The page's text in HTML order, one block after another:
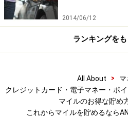
2018年度 特典航空券比較
ルを得られますし、特典航空
JALマイル。専ら「陸マイラ
れるチャンスが多いANAマイ
2014/06/12
ランキングを
All About > マ
クレジットカード・電子マネー・ポイ
マイルのお得な貯め
これからマイルを貯めるなら